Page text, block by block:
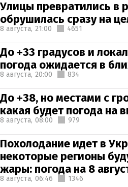
Улицы превратились в
обрушилась сразу на
8 августа, 21:00 4651
До +33 градусов и
погода ожидается в
8 августа, 20:00 834
До +38, но местами с
какая будет погода на
8 августа, 08:00 979
Похолодание идет в
некоторые регионы
жары: погода на 8
8 августа, 06:46 1346